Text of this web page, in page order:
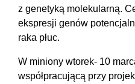
z genetyką molekularną.
ekspresji genów
raka płuc.
W miniony wtorek- 10
współpracującą przy